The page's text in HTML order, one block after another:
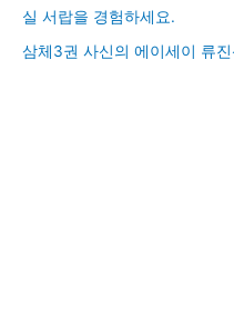
실 서랍을 경험하세요.
삼체3권 사신의 에이세이 류